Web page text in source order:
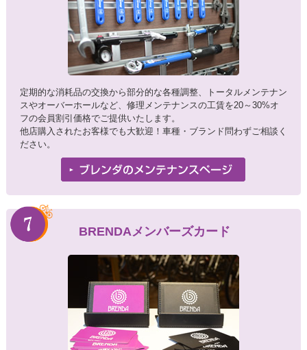
定期的な消耗品の交換から部分的な各種調整、トータルメンテナン
スやオーバーホールなど、修理メンテナンスの工賃を20～30%オ
フの会員割引価格でご提供いたします。
他店購入されたお客様でも大歓迎！車種・ブランド問わずご相談く
ださい。
BRENDAメンバーズカード